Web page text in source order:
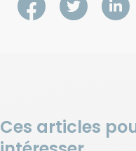
Ces articles